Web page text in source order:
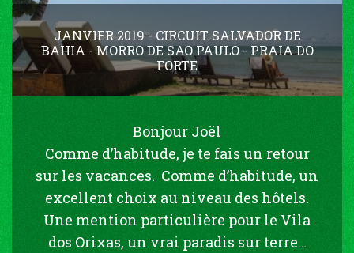
JANVIER 2019 - CIRCUIT SALVADOR DE
BAHIA - MORRO DE SAO PAULO - PRAIA DO
FORTE
Bonjour Joël
Comme d’habitude, je te fais un retour
sur les vacances. Comme d’habitude, un
excellent choix au niveau des hôtels.
Une mention particulière pour le Vila
dos Orixas, un vrai paradis sur terre…